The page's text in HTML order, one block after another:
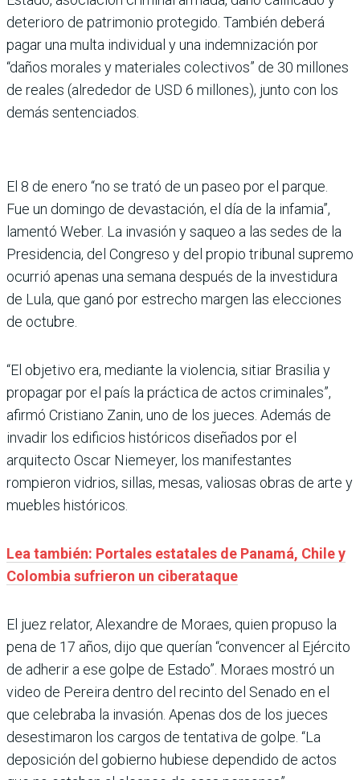
deterioro de patrimonio protegido. También deberá
pagar una multa individual y una indemnización por
“daños morales y materiales colectivos” de 30 millones
de reales (alrededor de USD 6 millones), junto con los
demás sentenciados.
El 8 de enero “no se trató de un paseo por el parque.
Fue un domingo de devastación, el día de la infamia”,
lamentó Weber. La invasión y saqueo a las sedes de la
Presidencia, del Congreso y del propio tribunal supremo
ocurrió apenas una semana después de la investidura
de Lula, que ganó por estrecho margen las elecciones
de octubre.
“El objetivo era, mediante la violencia, sitiar Brasilia y
propagar por el país la práctica de actos criminales”,
afirmó Cristiano Zanin, uno de los jueces. Además de
invadir los edificios históricos diseñados por el
arquitecto Oscar Niemeyer, los manifestantes
rompieron vidrios, sillas, mesas, valiosas obras de arte y
muebles históricos.
Lea también: Portales estatales de Panamá, Chile y
Colombia sufrieron un ciberataque
El juez relator, Alexandre de Moraes, quien propuso la
pena de 17 años, dijo que querían “convencer al Ejército
de adherir a ese golpe de Estado”. Moraes mostró un
video de Pereira dentro del recinto del Senado en el
que celebraba la invasión. Apenas dos de los jueces
desestimaron los cargos de tentativa de golpe. “La
deposición del gobierno hubiese dependido de actos